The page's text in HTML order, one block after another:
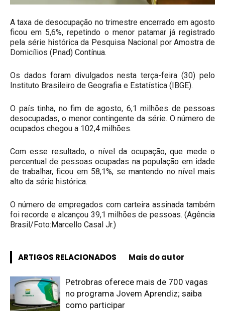
A taxa de desocupação no trimestre encerrado em agosto
ficou em 5,6%, repetindo o menor patamar já registrado
pela série histórica da Pesquisa Nacional por Amostra de
Domicílios (Pnad) Contínua.
Os dados foram divulgados nesta terça-feira (30) pelo
Instituto Brasileiro de Geografia e Estatística (IBGE).
O país tinha, no fim de agosto, 6,1 milhões de pessoas
desocupadas, o menor contingente da série. O número de
ocupados chegou a 102,4 milhões.
Com esse resultado, o nível da ocupação, que mede o
percentual de pessoas ocupadas na população em idade
de trabalhar, ficou em 58,1%, se mantendo no nível mais
alto da série histórica.
O número de empregados com carteira assinada também
foi recorde e alcançou 39,1 milhões de pessoas. (Agência
Brasil/Foto:Marcello Casal Jr.)
ARTIGOS RELACIONADOS Mais do autor
Petrobras oferece mais de 700 vagas
no programa Jovem Aprendiz; saiba
como participar